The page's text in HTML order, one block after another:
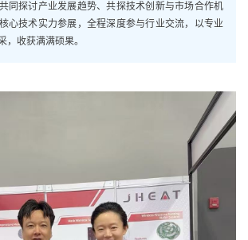
同探讨产业发展趋势、共探技术创新与市场合作机
心技术实力参展，全程深度参与行业交流，以专业
，收获满满硕果。